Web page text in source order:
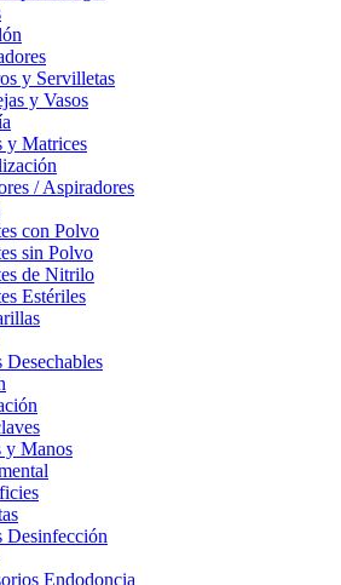
y Servilletas
y Vasos
y Matrices
/ Aspiradores
con Polvo
sin Polvo
de Nitrilo
Estériles
Desechables
y Manos
Desinfección
Endodoncia